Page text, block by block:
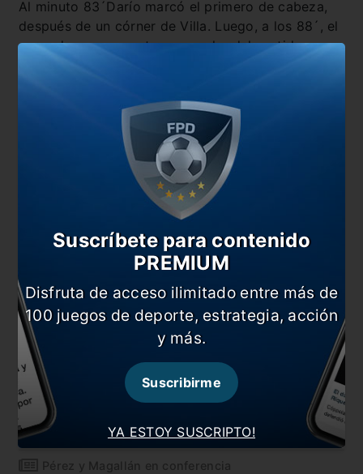
Al minuto 83´Darío marcó el primero de cabeza,
después de un córner de Villa. Luego, a los 88´, el
segundo en su cuenta personal y del partido.
Remate seco de larga distancia.
Boca ganó y se va tranquilo a Brasil.
También te puede interesar
¿La Batiseñal?
“No hay método ni forma para las finales”
Pérez y Magallán en conferencia
YA ESTOY SUSCRIPTO!
Suscríbete para contenido
PREMIUM
Disfruta de acceso ilimitado entre más de
100 juegos de deporte, estrategia, acción
y más.
Suscribirme